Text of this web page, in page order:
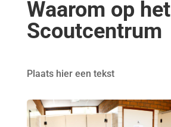
Waarom op het
Scoutcentrum
Plaats hier een tekst